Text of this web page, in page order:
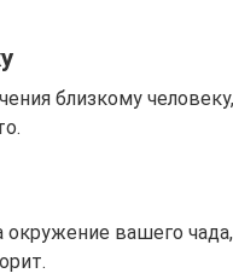
близкому
окружение вашего